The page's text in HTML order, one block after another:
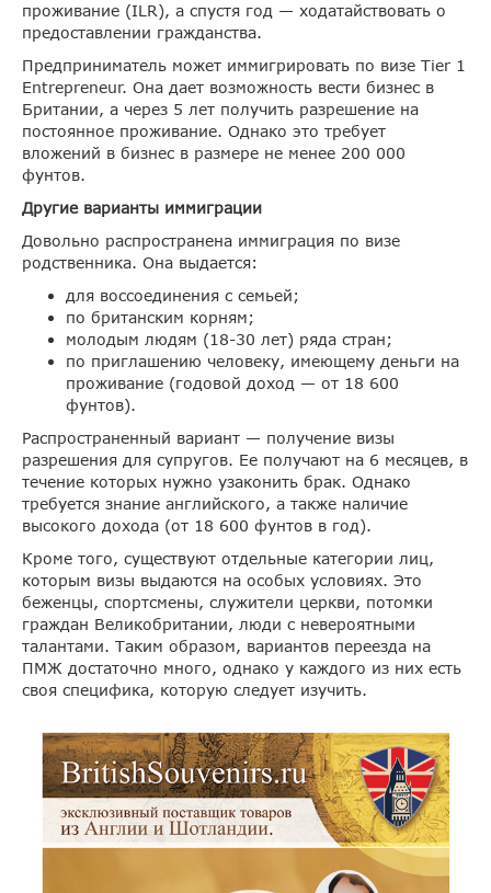
проживание (ILR), а спустя год — ходатайствовать о
предоставлении гражданства.
Предприниматель может иммигрировать по визе Tier 1
Entrepreneur. Она дает возможность вести бизнес в
Британии, а через 5 лет получить разрешение на
постоянное проживание. Однако это требует
вложений в бизнес в размере не менее 200 000
фунтов.
Другие варианты иммиграции
Довольно распространена иммиграция по визе
родственника. Она выдается:
для воссоединения с семьей;
по британским корням;
молодым людям (18-30 лет) ряда стран;
по приглашению человеку, имеющему деньги на
проживание (годовой доход — от 18 600
фунтов).
Распространенный вариант — получение визы
разрешения для супругов. Ее получают на 6 месяцев, в
течение которых нужно узаконить брак. Однако
требуется знание английского, а также наличие
высокого дохода (от 18 600 фунтов в год).
Кроме того, существуют отдельные категории лиц,
которым визы выдаются на особых условиях. Это
беженцы, спортсмены, служители церкви, потомки
граждан Великобритании, люди с невероятными
талантами. Таким образом, вариантов переезда на
ПМЖ достаточно много, однако у каждого из них есть
своя специфика, которую следует изучить.